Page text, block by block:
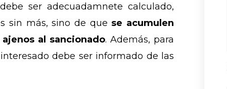
ser adecuadamnete calculado,
sin más, sino de que se acumulen
al sancionado. Además, para
debe ser informado de las